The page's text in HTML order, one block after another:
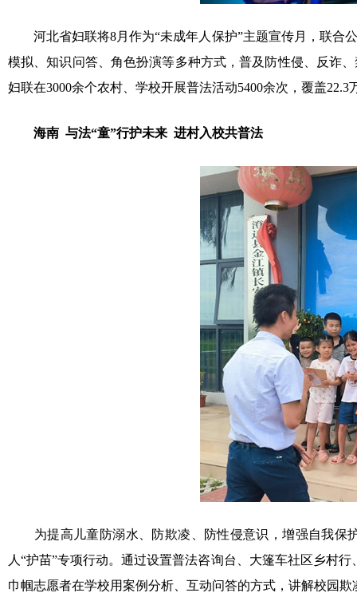
河北省妇联将8月作为“未成年人保护”主题宣传月，联合
模拟、知识问答、角色扮演等多种方式，普及防性侵、反诈
妇联在3000余个农村、学校开展普法活动5400余次，覆盖
海南 与法“童”行护未来 进村入校共普法
为提高儿童防溺水、防欺凌、防性侵意识，增强自我保
人“护苗”专项行动。通过设置普法咨询台、大篷车社区乡村
巾帼志愿者在学校用案例分析、互动问答的方式，讲解校园